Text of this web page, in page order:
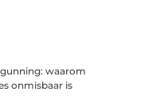
waarom
onmisbaar is